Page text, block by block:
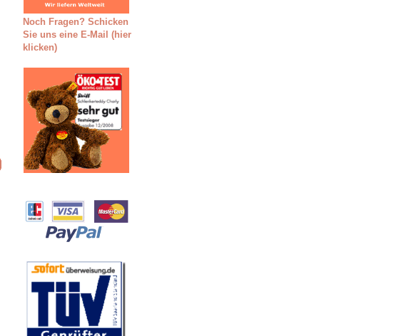
Noch Fragen? Schicken
Sie uns eine E-Mail (hier
klicken)